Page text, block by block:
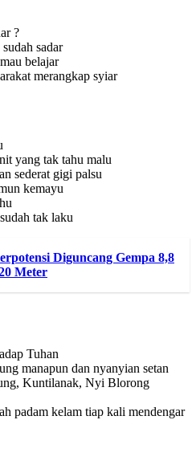
?
sadar
belajar
merangkap syiar
yang tak tahu malu
sederat gigi palsu
kemayu
tak laku
Diguncang Gempa 8,8
Meter
Tuhan
manapun dan nyanyian setan
Kuntilanak, Nyi Blorong
padam kelam tiap kali mendengar